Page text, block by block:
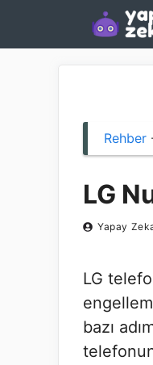
Rehber
LG
Yapay
LG
bazı